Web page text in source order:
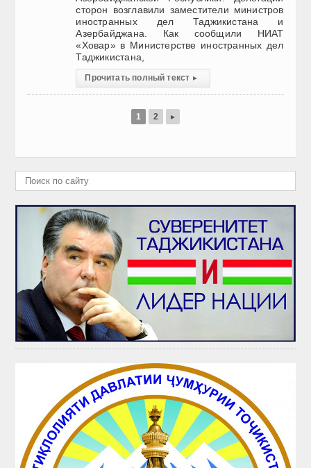
сторон возглавили заместители министров
иностранных дел Таджикистана и
Азербайджана. Как сообщили НИАТ
«Ховар» в Министерстве иностранных дел
Таджикистана,
Прочитать полный текст ▸
1 2 ▸